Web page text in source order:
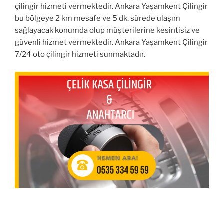
çilingir hizmeti vermektedir. Ankara Yaşamkent Çilingir
bu bölgeye 2 km mesafe ve 5 dk. sürede ulaşım
sağlayacak konumda olup müşterilerine kesintisiz ve
güvenli hizmet vermektedir. Ankara Yaşamkent Çilingir
7/24 oto çilingir hizmeti sunmaktadır.